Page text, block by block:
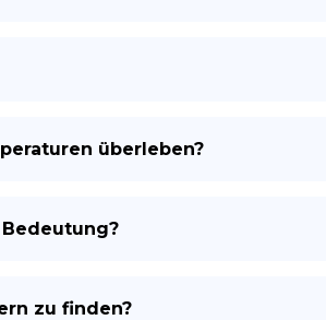
überleben?
zu finden?